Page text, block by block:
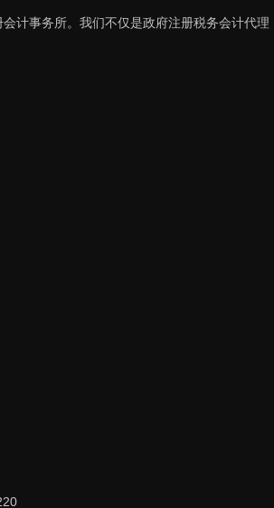
计事务所。我们不仅是政府注册税务会计代